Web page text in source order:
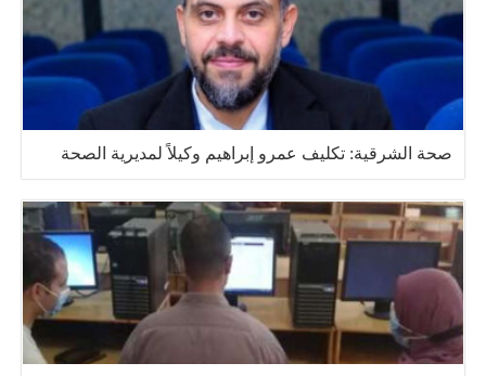
صحة الشرقية: تكليف عمرو إبراهيم وكيلاً لمديرية الصحة